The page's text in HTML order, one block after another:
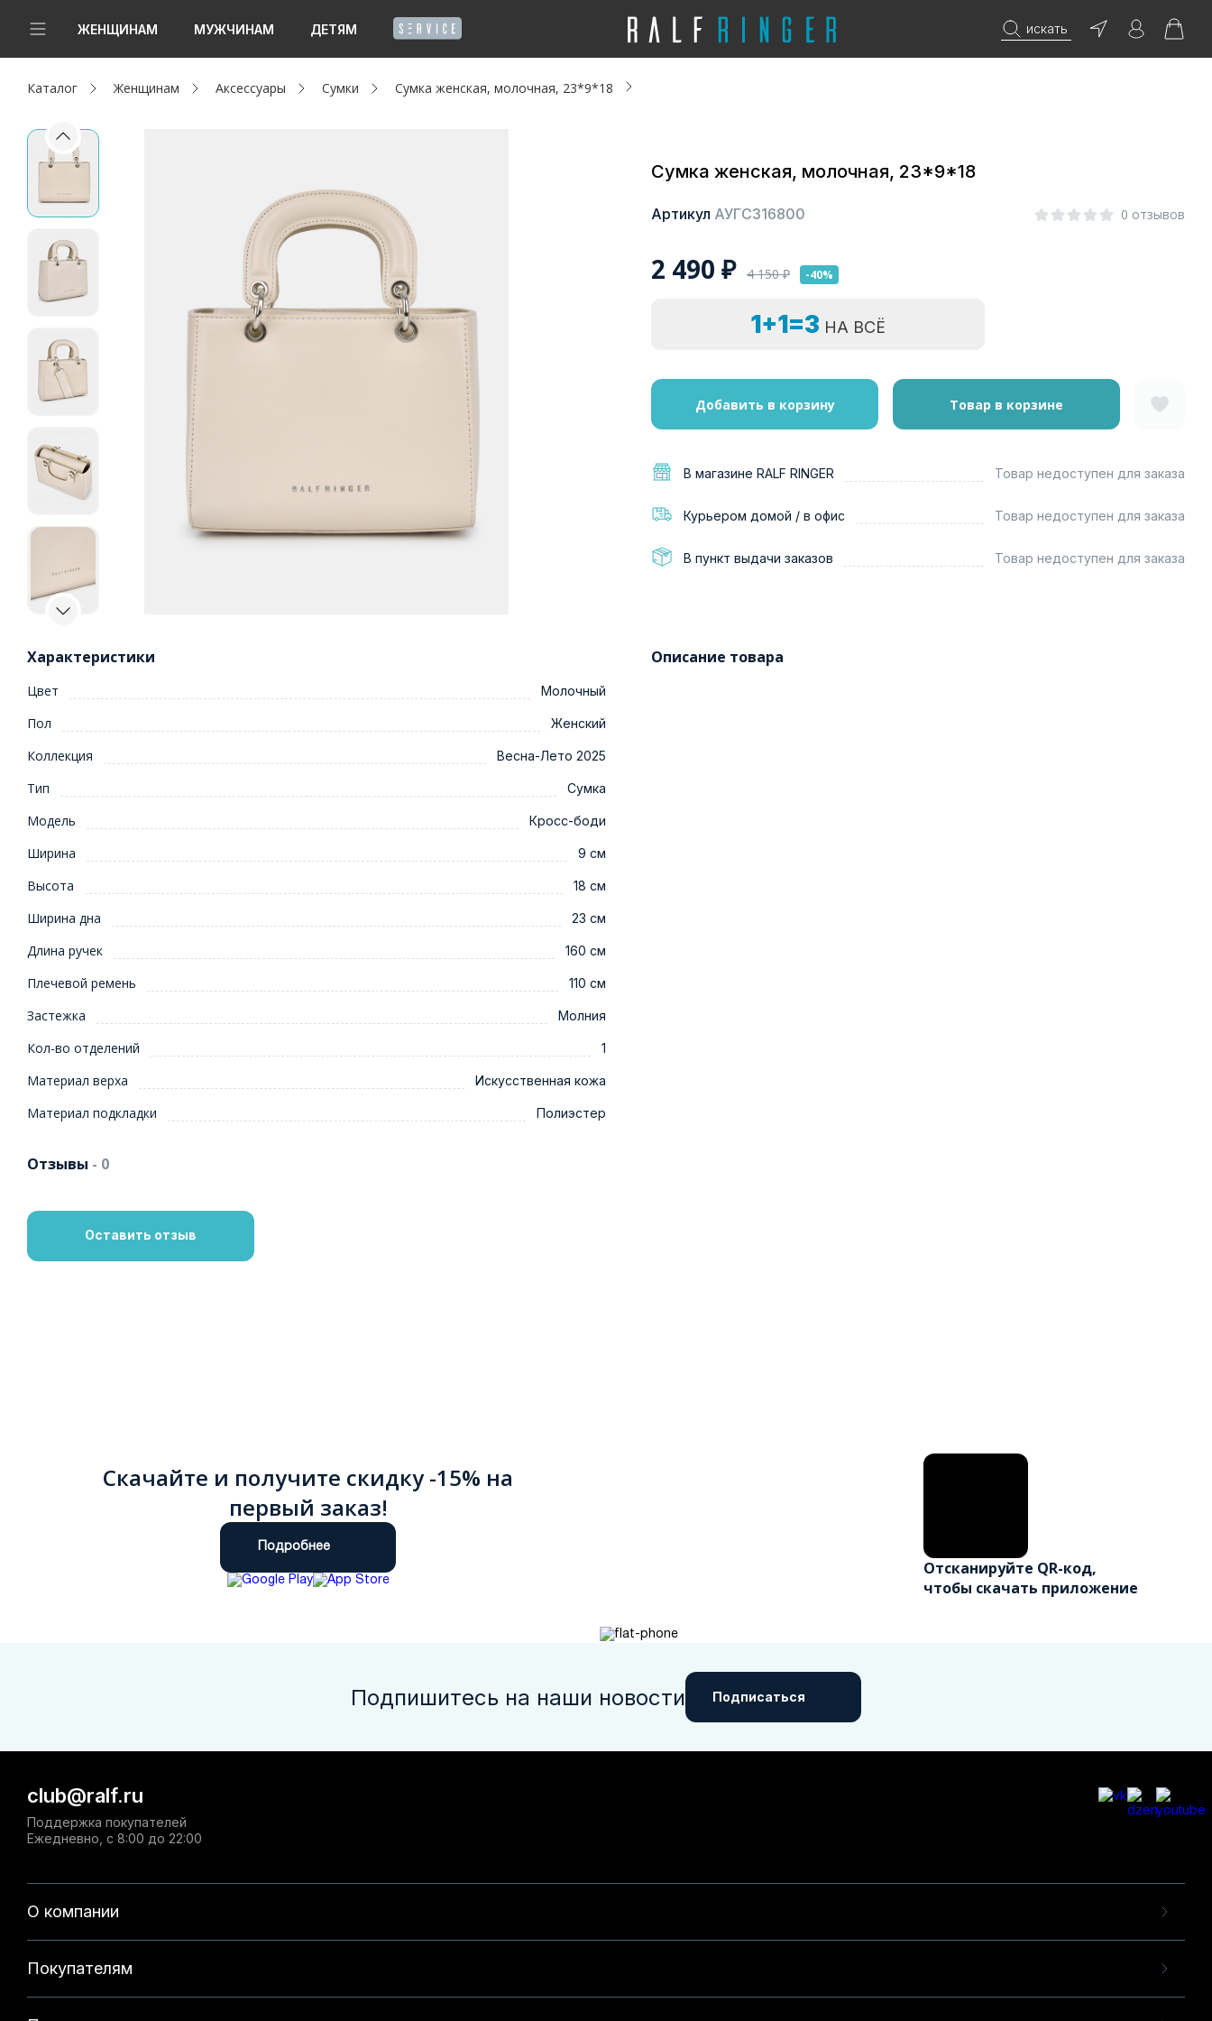
ЖЕНЩИНАМ МУЖЧИНАМ ДЕТЯМ искать
Новинки
Женщинам
Акции / Новости
Адреса магазинов
Каталог Женщинам Аксессуары Сумки Сумка женская, молочная, 23*9*18
Сумка женская, молочная, 23*9*18
Артикул АУГС316800 0 отзывов
2 490 ₽ 4 150₽ -40%
1+1=3 НА ВСЁ
Добавить в корзину Товар в корзине
В магазине RALF RINGER Товар недоступен для заказа
Курьером домой / в офис Товар недоступен для заказа
В пункт выдачи заказов Товар недоступен для заказа
Характеристики
Цвет Молочный
Пол Женский
Коллекция Весна-Лето 2025
Тип Сумка
Модель Кросс-боди
Ширина 9 см
Высота 18 см
Ширина дна 23 см
Длина ручек 160 см
Плечевой ремень 110 см
Застежка Молния
Кол-во отделений 1
Материал верха Искусственная кожа
Материал подкладки Полиэстер
Описание товара
Отзывы - 0
Оставить отзыв
Скачайте и получите скидку -15% на
первый заказ!
Подробнее
Отсканируйте QR-код,
чтобы скачать приложение
Подпишитесь на наши новости Подписаться
О компании
Покупателям
club@ralf.ru
Поддержка покупателей
Ежедневно, с 8:00 до 22:00